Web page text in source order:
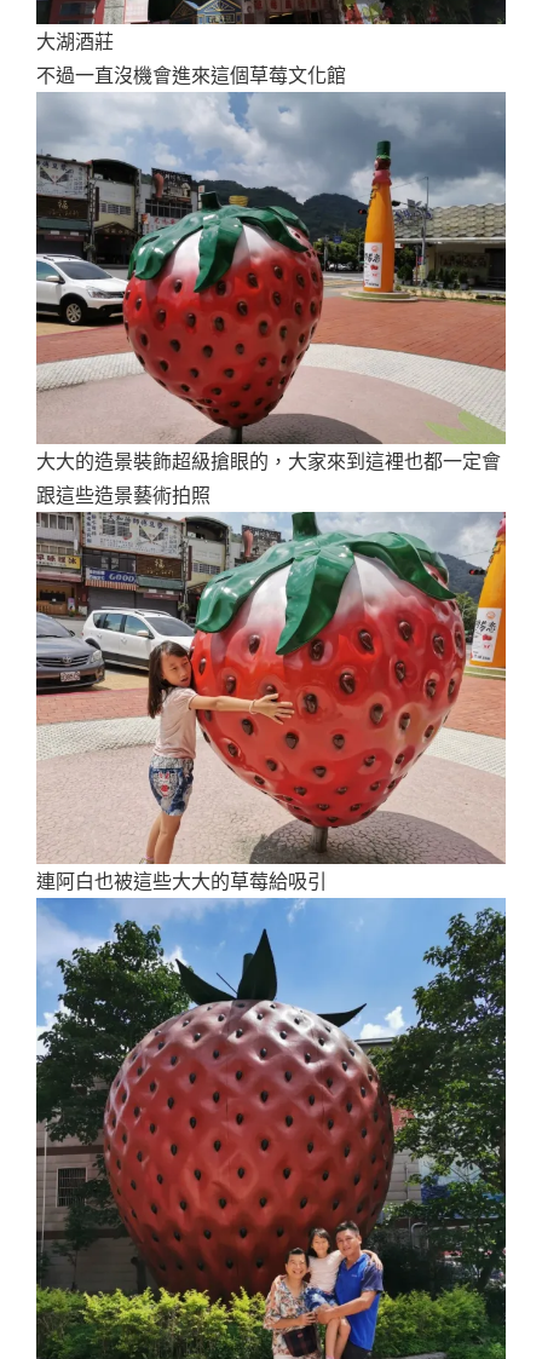
大湖酒莊
不過一直沒機會進來這個草莓文化館
大大的造景裝飾超級搶眼的，大家來到這裡也都一定會
跟這些造景藝術拍照
連阿白也被這些大大的草莓給吸引